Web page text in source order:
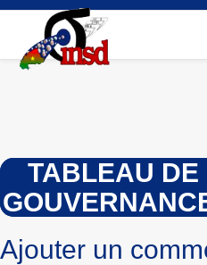
Aller
contenu
principal
TABLEAU
Ajouter un